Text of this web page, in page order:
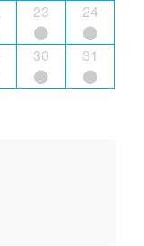
23 24
30 31